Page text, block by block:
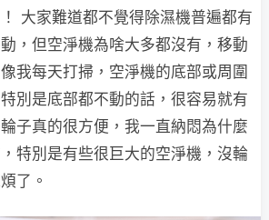
大家難道都不覺得除濕機普遍都有
，但空淨機為啥大多都沒有，移動
我每天打掃，空淨機的底部或周圍
別是底部都不動的話，很容易就有
子真的很方便，我一直納悶為什麼
特別是有些很巨大的空淨機，沒輪
了。